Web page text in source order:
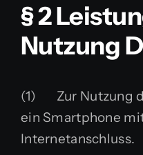
§ 2
Nutzung
(1) Zur Nutzung
ein Smartphone
Internetanschluss.